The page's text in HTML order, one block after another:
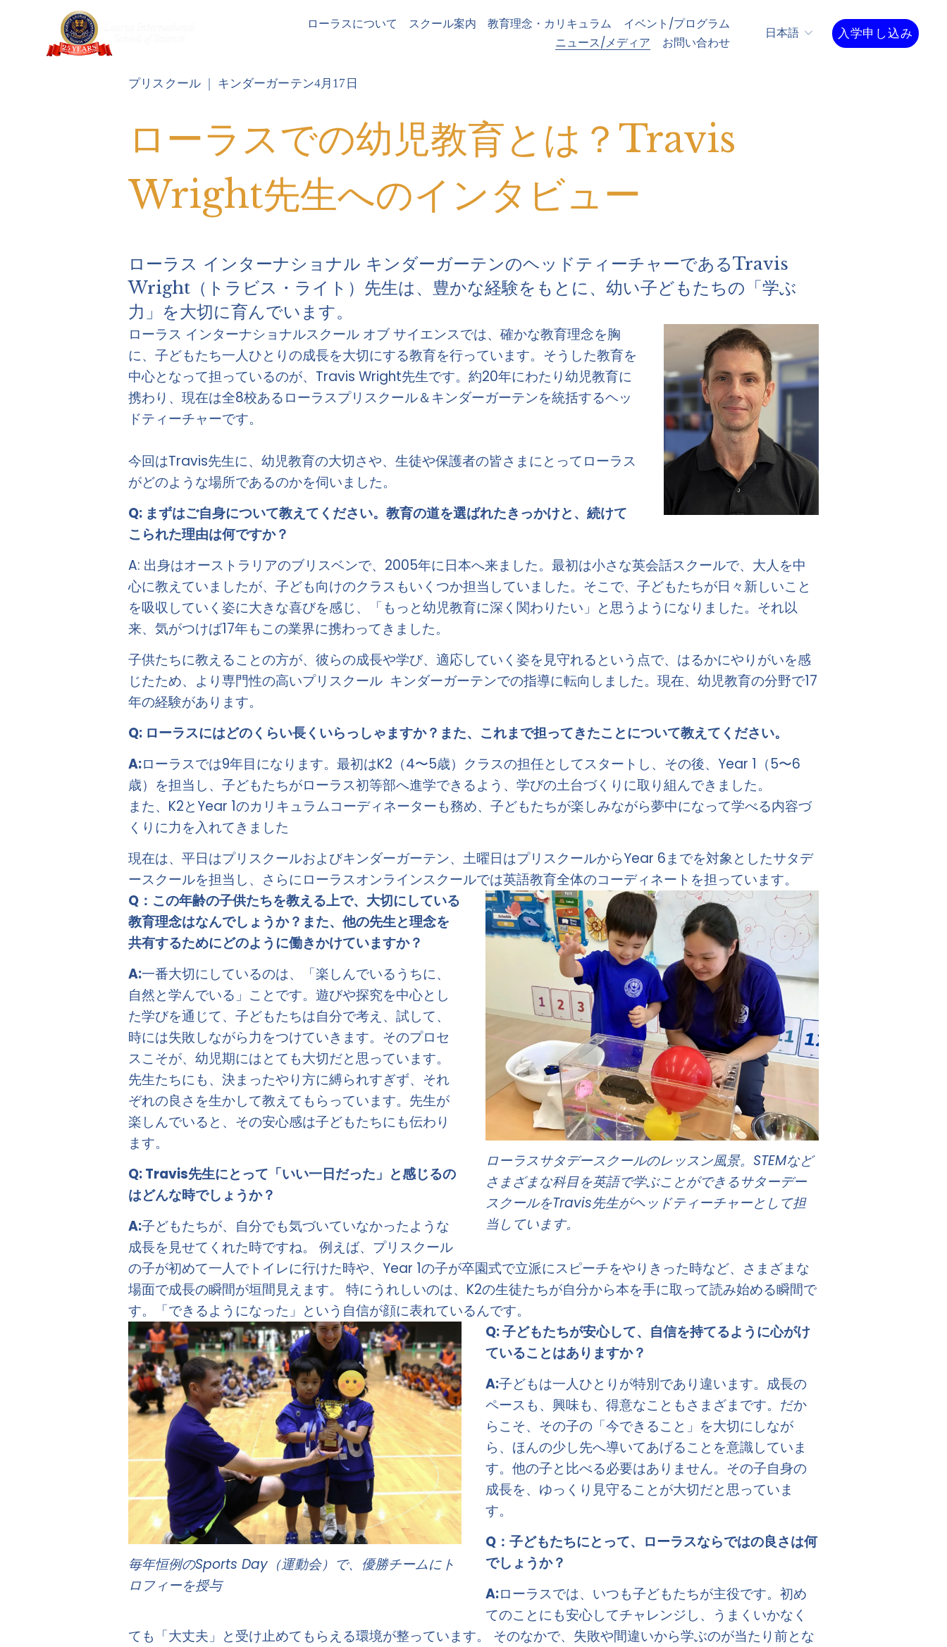
ローラスについて スクール案内 教育理念・カリキュラム
イベント/プログラム
ニュース/メディア
お問い合わせ
日本語 入学申し込み
ローラスでの幼児教育とは？Travis
Wright先生へのインタビュー
プリスクール キンダーガーテン4月17日
ローラス インターナショナル キンダーガーテンのヘッドティーチャーであるTravis
Wright（トラビス・ライト）先生は、豊かな経験をもとに、幼い子どもたちの「学ぶ
力」を大切に育んでいます。
ローラス インターナショナルスクール オブ サイエンスでは、確かな教育理念を胸
に、子どもたち一人ひとりの成長を大切にする教育を行っています。そうした教育を
中心となって担っているのが、Travis Wright先生です。約20年にわたり幼児教育に
携わり、現在は全8校あるローラスプリスクール＆キンダーガーテンを統括するヘッ
ドティーチャーです。
今回はTravis先生に、幼児教育の大切さや、生徒や保護者の皆さまにとってローラス
がどのような場所であるのかを伺いました。
Q: まずはご自身について教えてください。教育の道を選ばれたきっかけと、続けて
こられた理由は何ですか？
A: 出身はオーストラリアのブリスベンで、2005年に日本へ来ました。最初は小さな英会話スクールで、大人を中
心に教えていましたが、子ども向けのクラスもいくつか担当していました。そこで、子どもたちが日々新しいこと
を吸収していく姿に大きな喜びを感じ、「もっと幼児教育に深く関わりたい」と思うようになりました。それ以
来、気がつけば17年もこの業界に携わってきました。
子供たちに教えることの方が、彼らの成長や学び、適応していく姿を見守れるという点で、はるかにやりがいを感
じたため、より専門性の高いプリスクール  キンダーガーテンでの指導に転向しました。現在、幼児教育の分野で17
年の経験があります。
Q: ローラスにはどのくらい長くいらっしゃますか？また、これまで担ってきたことについて教えてください。
A:ローラスでは9年目になります。最初はK2（4〜5歳）クラスの担任としてスタートし、その後、Year 1（5〜6
歳）を担当し、子どもたちがローラス初等部へ進学できるよう、学びの土台づくりに取り組んできました。
また、K2とYear 1のカリキュラムコーディネーターも務め、子どもたちが楽しみながら夢中になって学べる内容づ
くりに力を入れてきました
現在は、平日はプリスクールおよびキンダーガーテン、土曜日はプリスクールからYear 6までを対象としたサタデ
ースクールを担当し、さらにローラスオンラインスクールでは英語教育全体のコーディネートを担っています。
ローラスサタデースクールのレッスン風景。STEMなど
さまざまな科目を英語で学ぶことができるサターデー
スクールをTravis先生がヘッドティーチャーとして担
当しています。
Q：この年齢の子供たちを教える上で、大切にしている
教育理念はなんでしょうか？また、他の先生と理念を
共有するためにどのように働きかけていますか？
A:一番大切にしているのは、「楽しんでいるうちに、
自然と学んでいる」ことです。遊びや探究を中心とし
た学びを通じて、子どもたちは自分で考え、試して、
時には失敗しながら力をつけていきます。そのプロセ
スこそが、幼児期にはとても大切だと思っています。
先生たちにも、決まったやり方に縛られすぎず、それ
ぞれの良さを生かして教えてもらっています。先生が
楽しんでいると、その安心感は子どもたちにも伝わり
ます。
Q: Travis先生にとって「いい一日だった」と感じるの
はどんな時でしょうか？
A:子どもたちが、自分でも気づいていなかったような
成長を見せてくれた時ですね。 例えば、プリスクール
の子が初めて一人でトイレに行けた時や、Year 1の子が卒園式で立派にスピーチをやりきった時など、さまざまな
場面で成長の瞬間が垣間見えます。 特にうれしいのは、K2の生徒たちが自分から本を手に取って読み始める瞬間で
す。「できるようになった」という自信が顔に表れているんです。
毎年恒例のSports Day（運動会）で、優勝チームにト
ロフィーを授与
Q: 子どもたちが安心して、自信を持てるように心がけ
ていることはありますか？
A:子どもは一人ひとりが特別であり違います。成長の
ペースも、興味も、得意なこともさまざまです。だか
らこそ、その子の「今できること」を大切にしなが
ら、ほんの少し先へ導いてあげることを意識していま
す。他の子と比べる必要はありません。その子自身の
成長を、ゆっくり見守ることが大切だと思っていま
す。
Q： 子どもたちにとって、ローラスならではの良さは何
でしょうか？
A:ローラスでは、いつも子どもたちが主役です。初め
てのことにも安心してチャレンジし、うまくいかなく
ても「大丈夫」と受け止めてもらえる環境が整っています。 そのなかで、失敗や間違いから学ぶのが当たり前とな